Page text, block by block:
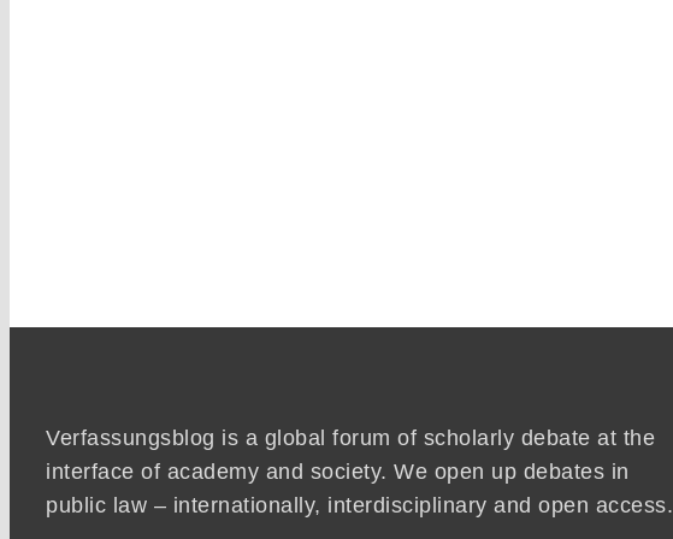
Verfassungsblog is a global forum of scholarly debate at the
interface of academy and society. We open up debates in
public law – internationally, interdisciplinary and open access.